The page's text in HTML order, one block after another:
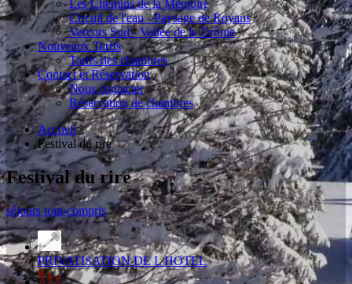
Les Chemins de la Mémoire
Circuit de l'eau - Paysage de Royans
Vercors Sud - Vallée de la Drôme
Nouveaux Tarifs
Tarifs des chambres
Contact et Réservation
Nous contacter
Réservation de chambres
Accueil>
Festival du rire
Festival du rire
séjours tout-compris
PRIVATISATION DE L HOTEL